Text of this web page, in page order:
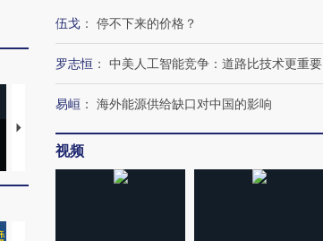
视线｜HYROX的吸金
术：是什么让中产们甘
心“花钱找虐”？
伍戈 ： 停不下来的价格？
罗志恒 ： 中美人工智能竞争：道路比技术更重要
易峘 ： 海外能源供给缺口对中国的影响
视频